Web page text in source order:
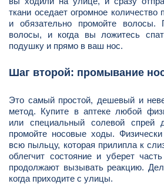
ткани оседает огромное
и обязательно промойте
волосы, и когда вы ложитесь
подушку и прямо в ваш нос.
Шаг второй: промывание
Это самый простой, дешевый и
метод. Купите в аптеке любой
или специальный солевой спрей
промойте носовые ходы.
всю пыльцу, которая прилипла к
облегчит состояние и уберет
продолжают вызывать реакцию.
когда приходите с улицы.